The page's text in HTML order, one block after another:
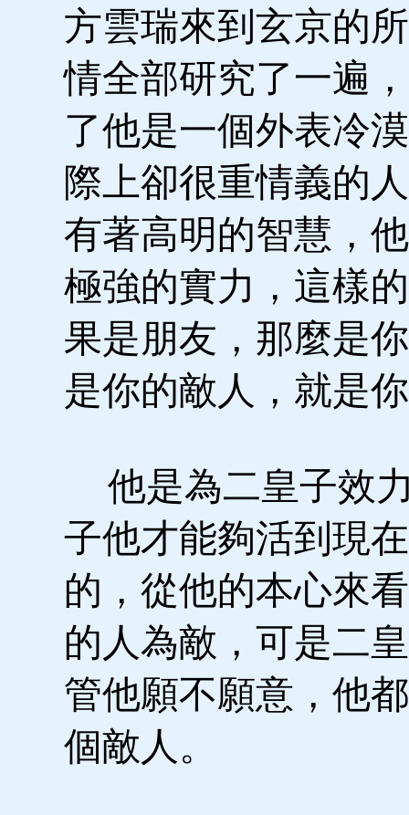
方雲瑞來到玄京的
情全部研究了一遍
了他是一個外表冷
際上卻很重情義的
有著高明的智慧，
極強的實力，這樣
果是朋友，那麼是
是你的敵人，就是
他是為二皇子效
子他才能夠活到現
的，從他的本心來
的人為敵，可是二
管他願不願意，他
個敵人。